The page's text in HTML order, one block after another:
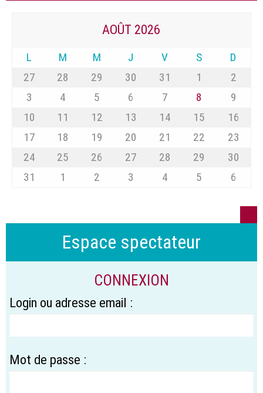
AOÛT 2026
L M M J V S
D
27
28 29 30 31 1
2
3
4 5 6 7 8
9
10
11 12 13 14 15
16
17
18 19 20 21 22
23
24
25 26 27 28 29
30
31
1 2 3 4 5 6
Espace spectateur
CONNEXION
Login ou adresse email :
Mot de passe :